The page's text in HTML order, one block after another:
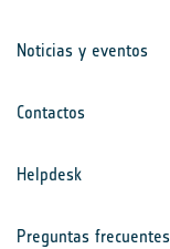
Noticias y eventos
Contactos
Helpdesk
Preguntas frecuentes